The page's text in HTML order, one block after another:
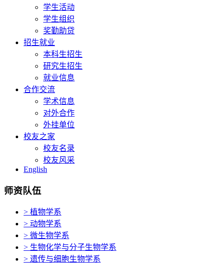
学生活动
学生组织
奖勤助贷
招生就业
本科生招生
研究生招生
就业信息
合作交流
学术信息
对外合作
外挂单位
校友之家
校友名录
校友风采
English
师资队伍
> 植物学系
> 动物学系
> 微生物学系
> 生物化学与分子生物学系
> 遗传与细胞生物学系